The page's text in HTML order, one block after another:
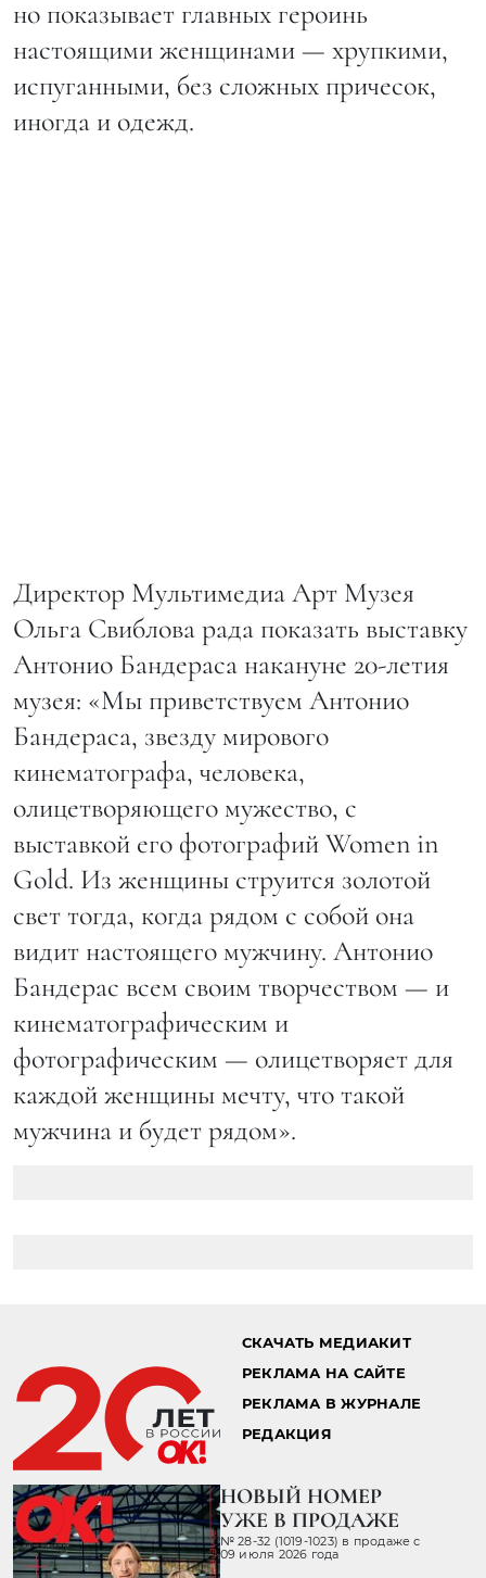
но показывает главных героинь
настоящими женщинами — хрупкими,
испуганными, без сложных причесок,
иногда и одежд.
Директор Мультимедиа Арт Музея
Ольга Свиблова рада показать выставку
Антонио Бандераса накануне 20-летия
музея: «Мы приветствуем Антонио
Бандераса, звезду мирового
кинематографа, человека,
олицетворяющего мужество, с
выставкой его фотографий Women in
Gold. Из женщины струится золотой
свет тогда, когда рядом с собой она
видит настоящего мужчину. Антонио
Бандерас всем своим творчеством — и
кинематографическим и
фотографическим — олицетворяет для
каждой женщины мечту, что такой
мужчина и будет рядом».
СКАЧАТЬ МЕДИАКИТ
РЕКЛАМА НА САЙТЕ
РЕКЛАМА В ЖУРНАЛЕ
РЕДАКЦИЯ
НОВЫЙ НОМЕР
УЖЕ В ПРОДАЖЕ
№ 28-32 (1019-1023) в продаже с
09 июля 2026 года